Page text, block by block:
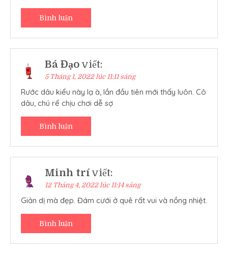
Bình luận
Bá Đạo viết:
5 Tháng 1, 2022 lúc 11:11 sáng
Rước dâu kiểu này lạ à, lần đầu tiên mới thấy luôn. Cô
dâu, chú rể chịu chơi dễ sợ
Bình luận
Minh trí viết:
12 Tháng 4, 2022 lúc 11:14 sáng
Giản dị mà đẹp. Đám cưới ở quê rất vui và nồng nhiệt.
Bình luận